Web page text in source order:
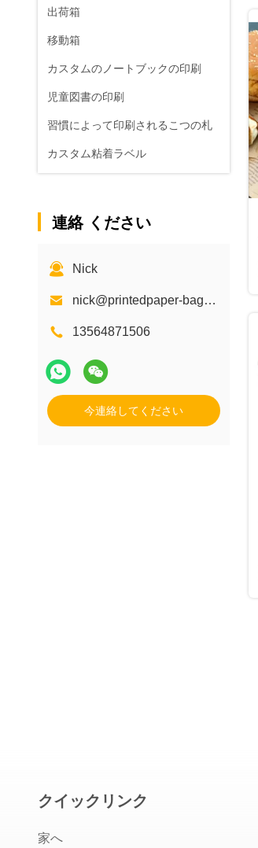
出荷箱
移動箱
カスタムのノートブックの印刷
児童図書の印刷
習慣によって印刷されるこつの札
カスタム粘着ラベル
連絡 ください
Nick
nick@printedpaper-bags.com
13564871506
今連絡してください
クイックリンク
家へ